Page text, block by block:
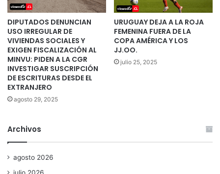
DIPUTADOS DENUNCIAN
USO IRREGULAR DE
VIVIENDAS SOCIALES Y
EXIGEN FISCALIZACIÓN AL
MINVU: PIDEN A LA CGR
INVESTIGAR SUSCRIPCIÓN
DE ESCRITURAS DESDE EL
EXTRANJERO
agosto 29, 2025
URUGUAY DEJA A LA ROJA
FEMENINA FUERA DE LA
COPA AMÉRICA Y LOS
JJ.OO.
julio 25, 2025
Archivos
agosto 2026